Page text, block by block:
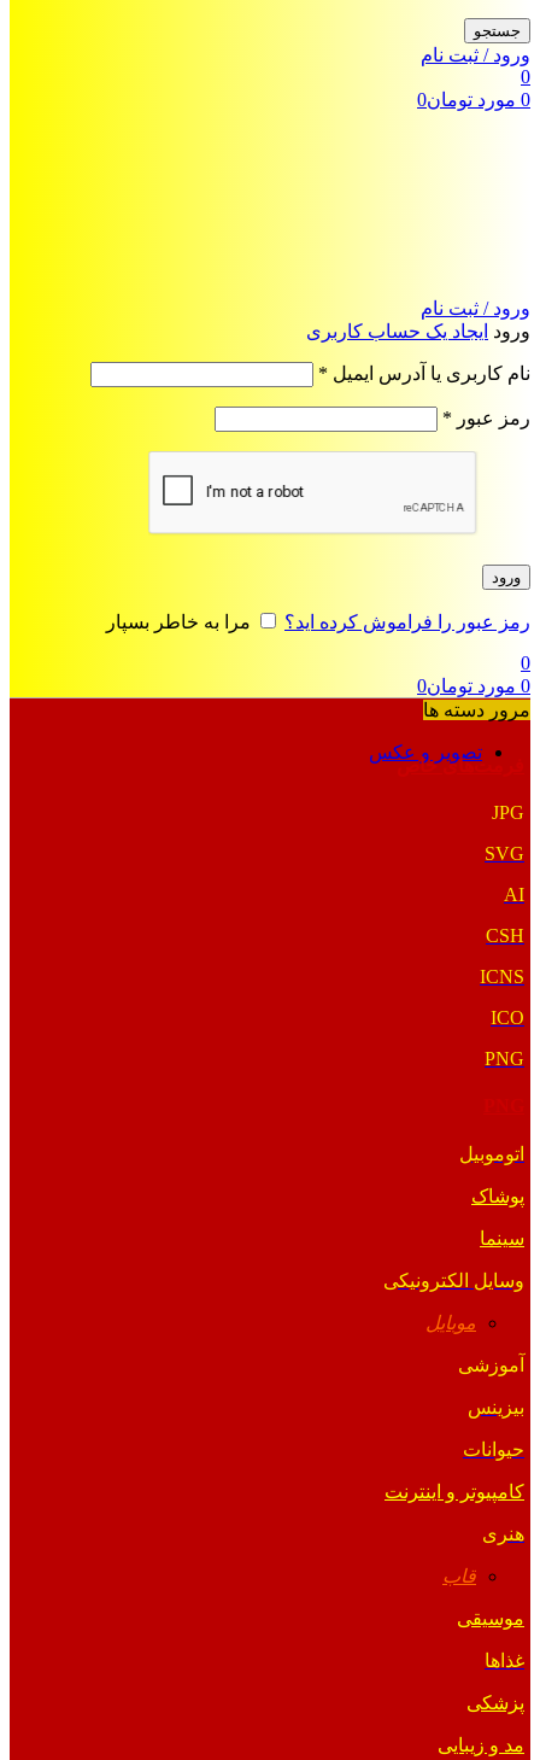
جستجو
ورود / ثبت نام
0
0 مورد تومان0
ورود / ثبت نام
ورود ایجاد یک حساب کاربری
نام کاربری یا آدرس ایمیل *
رمز عبور *
ورود
رمز عبور را فراموش کرده اید؟
مرا به خاطر بسپار
0
0 مورد تومان0
مرور دسته ها
تصویر و عکس
فرمت‌های خاص
JPG
SVG
AI
CSH
ICNS
ICO
PNG
اتوموبیل
پوشاک
سینما
وسایل الکترونیکی
موبایل
آموزشی
بیزینس
حیوانات
کامپیوتر و اینترنت
هنری
قاب
موسیقی
غذاها
پزشکی
مد و زیبایی